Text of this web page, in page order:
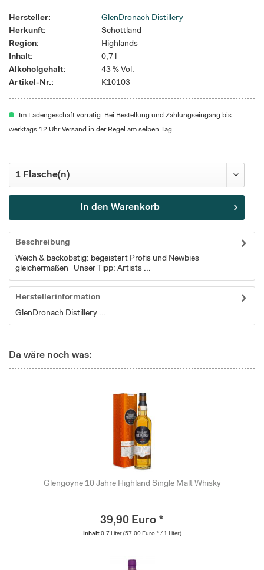
Hersteller:
GlenDronach Distillery
Herkunft:
Schottland
Region:
Highlands
Inhalt:
0,7 l
Alkoholgehalt:
43 % Vol.
Artikel-Nr.:
K10103
Im Ladengeschäft vorrätig. Bei Bestellung und Zahlungseingang bis
werktags 12 Uhr Versand in der Regel am selben Tag.
In den Warenkorb
Beschreibung
Weich & backobstig: begeistert Profis und Newbies
gleichermaßen Unser Tipp: Artists ...
Herstellerinformation
GlenDronach Distillery ...
Da wäre noch was:
Glengoyne 10 Jahre Highland Single Malt Whisky
39,90 Euro *
Inhalt 0.7 Liter (57,00 Euro * / 1 Liter)